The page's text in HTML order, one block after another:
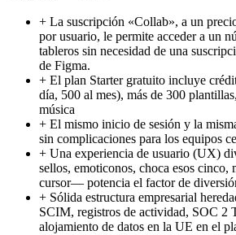
+ La suscripción «Collab», a un
por usuario, le permite acceder a un
tableros sin necesidad de una
de Figma.
+ El plan Starter gratuito incluye
día, 500 al mes), más de 300
música
+ El mismo inicio de sesión y la
sin complicaciones para los equipos
+ Una experiencia de usuario (UX)
sellos, emoticonos, choca esos cinco,
cursor— potencia el factor de
+ Sólida estructura empresarial
SCIM, registros de actividad, SOC 2
alojamiento de datos en la UE en el